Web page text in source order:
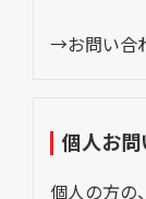
→お問い合
個人お
個人の方の